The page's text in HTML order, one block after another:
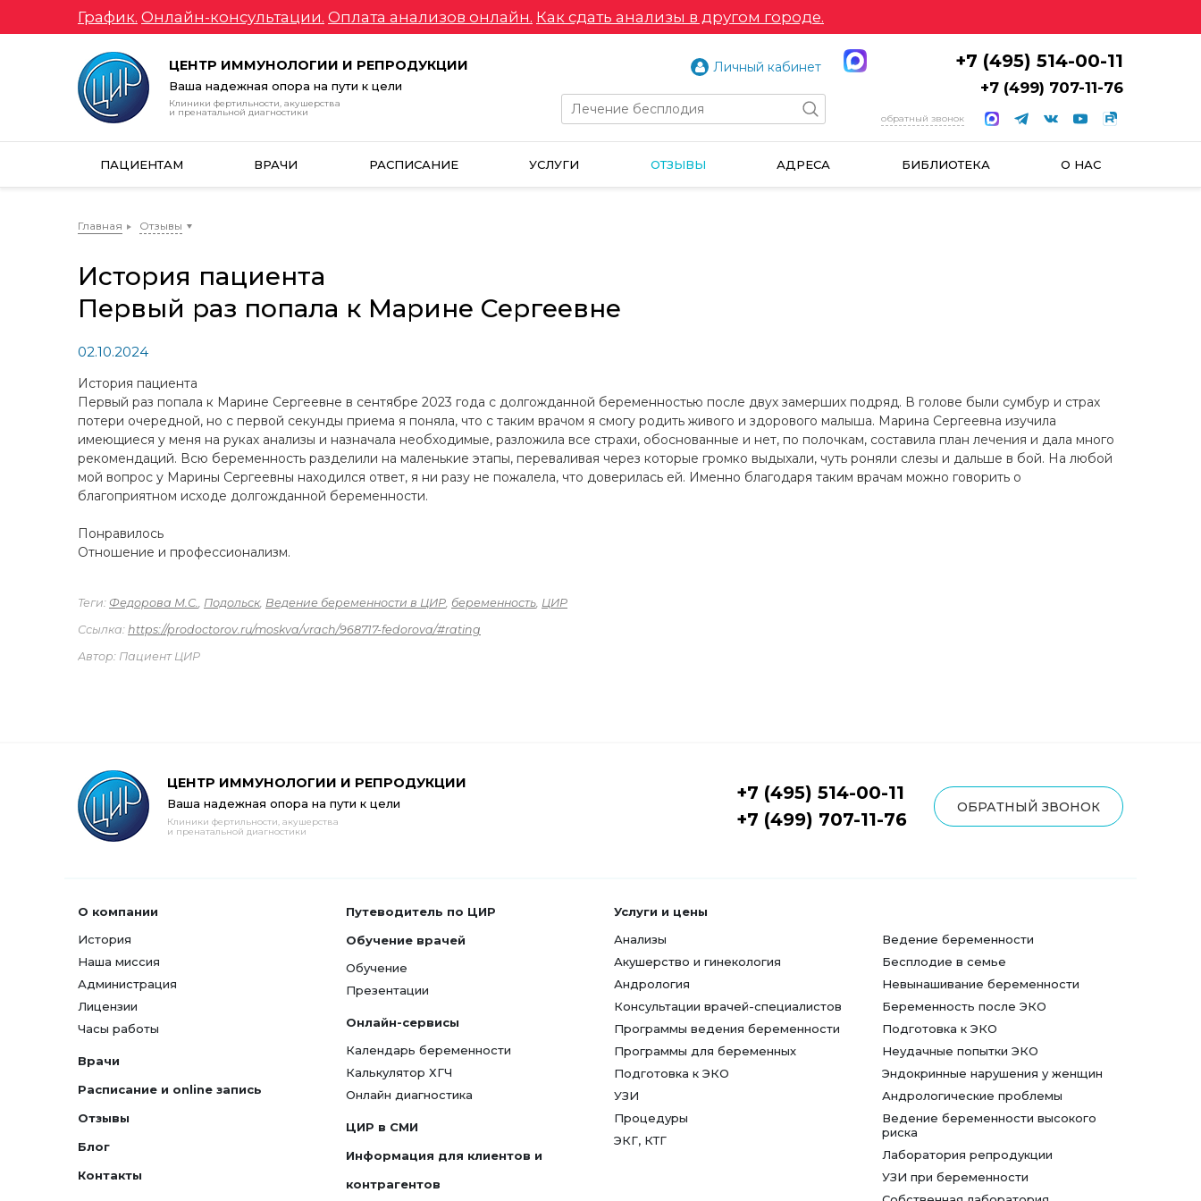
График. Онлайн-консультации. Оплата анализов онлайн. Как сдать анализы в другом городе.
ЦЕНТР ИММУНОЛОГИИ И РЕПРОДУКЦИИ
Ваша надежная опора на пути к цели
Клиники фертильности, акушерства
и пренатальной диагностики
Личный кабинет +7 (495) 514-00-11
+7 (499) 707-11-76
обратный звонок
ПАЦИЕНТАМ ВРАЧИ РАСПИСАНИЕ УСЛУГИ ОТЗЫВЫ АДРЕСА БИБЛИОТЕКА О НАС
Главная Отзывы
История пациента
Первый раз попала к Марине Сергеевне
02.10.2024
История пациента
Первый раз попала к Марине Сергеевне в сентябре 2023 года с долгожданной беременностью после двух замерших подряд. В голове были сумбур и страх
потери очередной, но с первой секунды приема я поняла, что с таким врачом я смогу родить живого и здорового малыша. Марина Сергеевна изучила
имеющиеся у меня на руках анализы и назначала необходимые, разложила все страхи, обоснованные и нет, по полочкам, составила план лечения и дала много
рекомендаций. Всю беременность разделили на маленькие этапы, переваливая через которые громко выдыхали, чуть роняли слезы и дальше в бой. На любой
мой вопрос у Марины Сергеевны находился ответ, я ни разу не пожалела, что доверилась ей. Именно благодаря таким врачам можно говорить о
благоприятном исходе долгожданной беременности.
Понравилось
Отношение и профессионализм.
Теги: Федорова М.С., Подольск, Ведение беременности в ЦИР, беременность, ЦИР
Ссылка: https://prodoctorov.ru/moskva/vrach/968717-fedorova/#rating
Автор: Пациент ЦИР
ЦЕНТР ИММУНОЛОГИИ И РЕПРОДУКЦИИ
Ваша надежная опора на пути к цели
Клиники фертильности, акушерства
и пренатальной диагностики
+7 (495) 514-00-11
+7 (499) 707-11-76
ОБРАТНЫЙ ЗВОНОК
О компании
История
Наша миссия
Администрация
Лицензии
Часы работы
Врачи
Расписание и online запись
Отзывы
Блог
Контакты
Путеводитель по ЦИР
Обучение врачей
Обучение
Презентации
Онлайн-сервисы
Календарь беременности
Калькулятор ХГЧ
Онлайн диагностика
ЦИР в СМИ
Информация для клиентов и
контрагентов
Услуги и цены
Анализы
Акушерство и гинекология
Андрология
Консультации врачей-специалистов
Программы ведения беременности
Программы для беременных
Подготовка к ЭКО
УЗИ
Процедуры
ЭКГ, КТГ
Ведение беременности
Бесплодие в семье
Невынашивание беременности
Беременность после ЭКО
Подготовка к ЭКО
Неудачные попытки ЭКО
Эндокринные нарушения у женщин
Андрологические проблемы
Ведение беременности высокого
риска
Лаборатория репродукции
УЗИ при беременности